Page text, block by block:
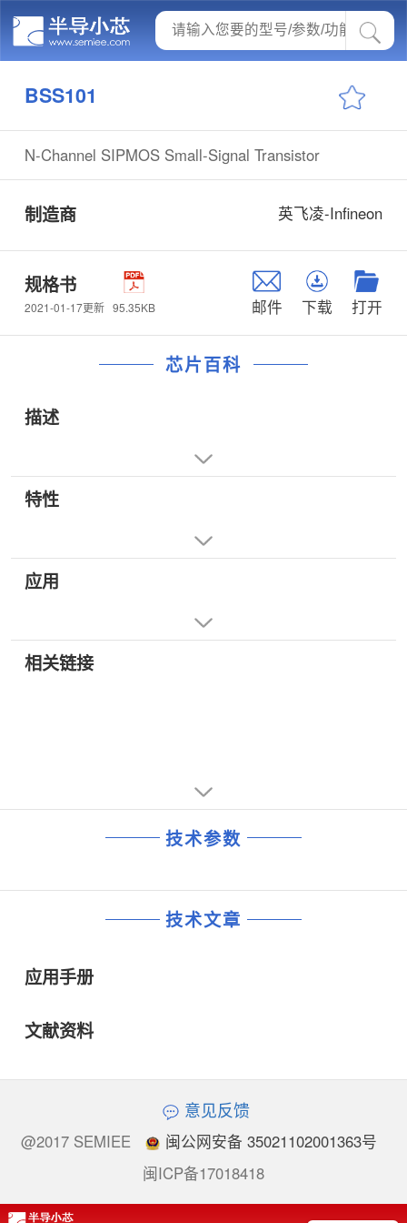
BSS101
N-Channel SIPMOS Small-Signal Transistor
制造商 英飞凌-Infineon
规格书
2021-01-17更新 95.35KB 邮件 下载 打开
芯片百科
描述
特性
应用
相关链接
技术参数
技术文章
应用手册
文献资料
意见反馈
@2017 SEMIEE
闽公网安备 35021102001363号
闽ICP备17018418